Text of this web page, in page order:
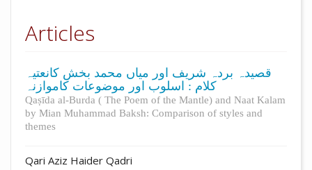
Articles
قصیدہ بردہ شریف اور میاں محمد بخش کانعتیہ
کلام : اسلوب اور موضوعات کاموازنہ
Qaṣīda al-Burda ( The Poem of the Mantle) and Naat Kalam
by Mian Muhammad Baksh: Comparison of styles and
themes
Qari Aziz Haider Qadri